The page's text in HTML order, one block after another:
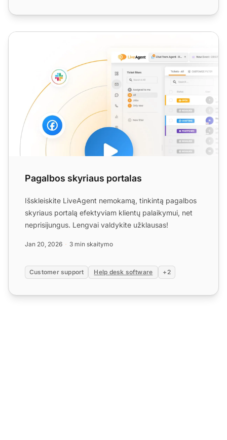
Pagalbos skyriaus portalas
Pagalbos skyriaus portalas
Išskleiskite LiveAgent nemokamą, tinkintą pagalbos
skyriaus portalą efektyviam klientų palaikymui, net
neprisijungus. Lengvai valdykite užklausas!
Jan 20, 2026 3 min skaitymo
Customer support Help desk software +2